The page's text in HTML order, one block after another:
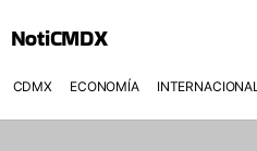
NotiCMDX
CDMX ECONOMÍA